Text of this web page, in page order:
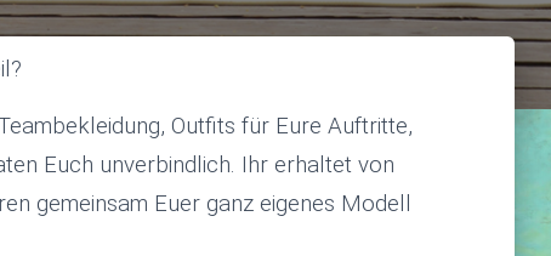
Outfits für Eure Auftritte,
Euch unverbindlich. Ihr erhaltet von
gemeinsam Euer ganz eigenes Modell